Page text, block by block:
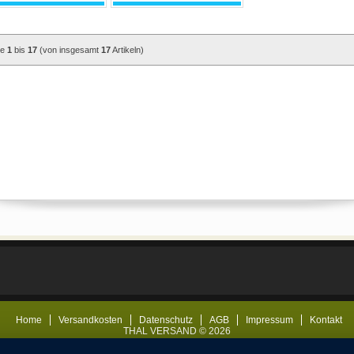
1 bis 17 (von insgesamt 17Artikeln)
Home Versandkosten Datenschutz AGB Impressum
Kontakt
THAL VERSAND © 2026